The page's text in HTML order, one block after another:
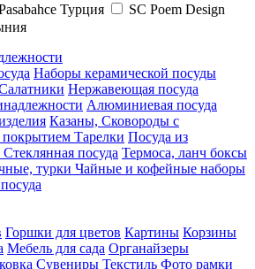
Турция
SC Poem Design
Наборы керамической посуды
Нержавеющая посуда
Алюминиевая посуда
Казаны, Сковороды с
Тарелки Посуда из
Стеклянная посуда Термоса, ланч боксы
турки Чайные и кофейные наборы
Горшки для цветов Картины Корзины
Мебель для сада Органайзеры
Сувениры Текстиль Фото рамки